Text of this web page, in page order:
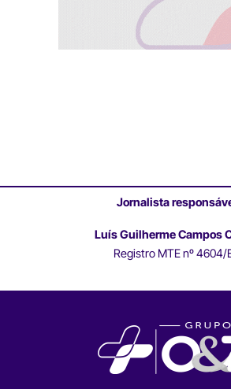
Jornalista
Luís Guilherme Campos
Registro MTE nº 4604/